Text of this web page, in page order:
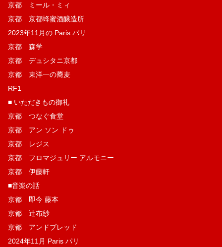
京都 ミール・ミィ
京都 京都蜂蜜酒醸造所
2023年11月の Paris パリ
京都 森学
京都 デュシタニ京都
京都 東洋一の蕎麦
RF1
■ いただきもの御礼
京都 つなぐ食堂
京都 アン ソン ドゥ
京都 レジス
京都 フロマジュリー アルモニー
京都 伊藤軒
■音楽の話
京都 即今 藤本
京都 辻布紗
京都 アンドブレッド
2024年11月 Paris パリ